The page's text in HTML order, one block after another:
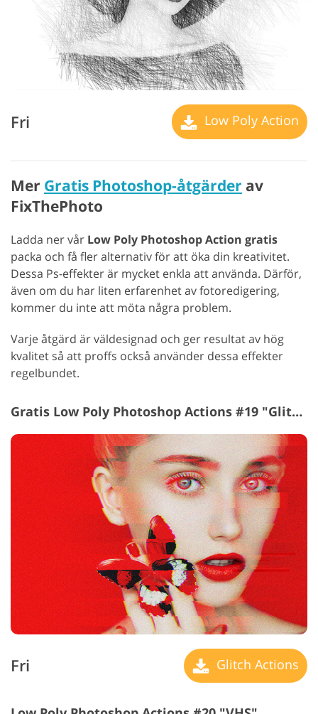
Fri Low Poly Action
Mer Gratis Photoshop-åtgärder av
FixThePhoto
Ladda ner vår Low Poly Photoshop Action gratis
packa och få fler alternativ för att öka din kreativitet.
Dessa Ps-effekter är mycket enkla att använda. Därför,
även om du har liten erfarenhet av fotoredigering,
kommer du inte att möta några problem.
Varje åtgärd är väldesignad och ger resultat av hög
kvalitet så att proffs också använder dessa effekter
regelbundet.
Gratis Low Poly Photoshop Actions #19 "Glitch"
Fri Glitch Actions